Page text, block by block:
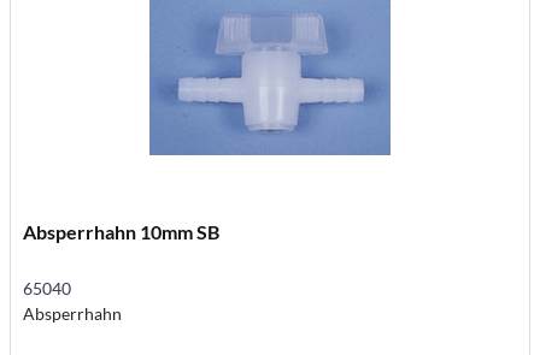
Absperrhahn 10mm SB
65040
Absperrhahn